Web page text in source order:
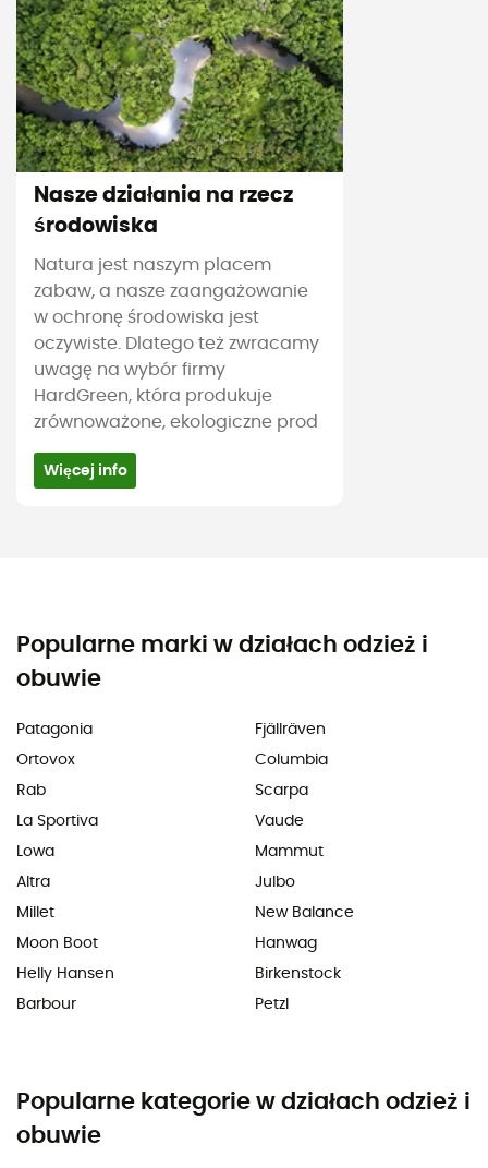
Nasze działania na rzecz
środowiska
Natura jest naszym placem
zabaw, a nasze zaangażowanie
w ochronę środowiska jest
oczywiste. Dlatego też zwracamy
uwagę na wybór firmy
HardGreen, która produkuje
zrównoważone, ekologiczne prod
Więcej info
Popularne marki w działach odzież i
obuwie
Patagonia
Ortovox
Rab
La Sportiva
Lowa
Altra
Millet
Moon Boot
Helly Hansen
Barbour
Fjällräven
Columbia
Scarpa
Vaude
Mammut
Julbo
New Balance
Hanwag
Birkenstock
Petzl
Popularne kategorie w działach odzież i
obuwie